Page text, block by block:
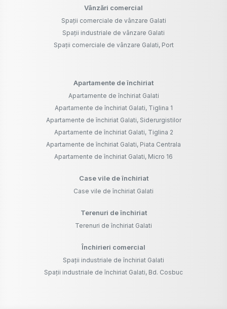
Vânzări comercial
Spații comerciale de vânzare Galati
Spații industriale de vânzare Galati
Spații comerciale de vânzare Galati, Port
Apartamente de închiriat
Apartamente de închiriat Galati
Apartamente de închiriat Galati, Tiglina 1
Apartamente de închiriat Galati, Siderurgistilor
Apartamente de închiriat Galati, Tiglina 2
Apartamente de închiriat Galati, Piata Centrala
Apartamente de închiriat Galati, Micro 16
Case vile de închiriat
Case vile de închiriat Galati
Terenuri de închiriat
Terenuri de închiriat Galati
Închirieri comercial
Spații industriale de închiriat Galati
Spații industriale de închiriat Galati, Bd. Cosbuc